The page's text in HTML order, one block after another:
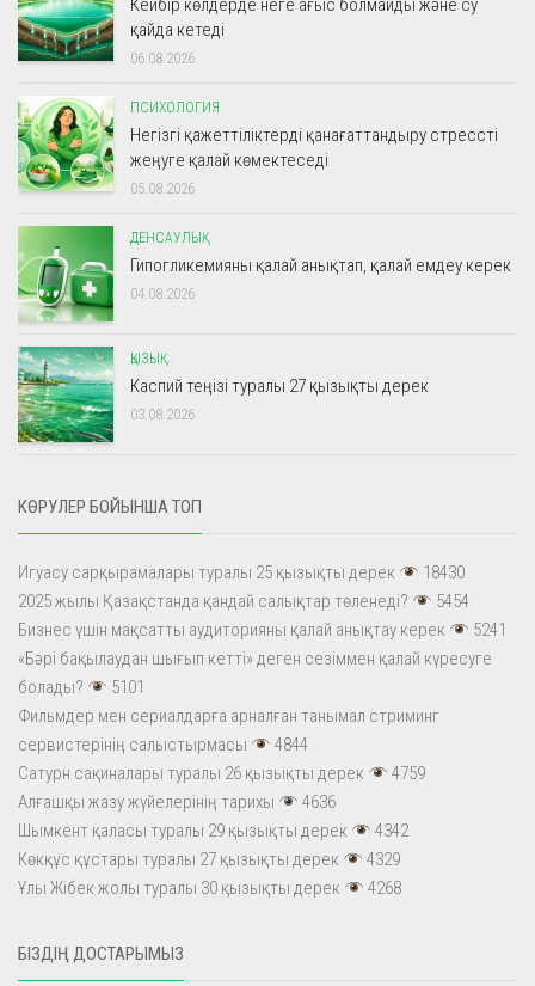
Кейбір көлдерде неге ағыс болмайды және су
қайда кетеді
06.08.2026
ПСИХОЛОГИЯ
Негізгі қажеттіліктерді қанағаттандыру стрессті
жеңуге қалай көмектеседі
05.08.2026
ДЕНСАУЛЫҚ
Гипогликемияны қалай анықтап, қалай емдеу керек
04.08.2026
ҚЫЗЫҚ
Каспий теңізі туралы 27 қызықты дерек
03.08.2026
КӨРУЛЕР БОЙЫНША ТОП
Игуасу сарқырамалары туралы 25 қызықты дерек
18430
2025 жылы Қазақстанда қандай салықтар төленеді?
5454
Бизнес үшін мақсатты аудиторияны қалай анықтау керек
5241
«Бәрі бақылаудан шығып кетті» деген сезіммен қалай күресуге
болады?
5101
Фильмдер мен сериалдарға арналған танымал стриминг
сервистерінің салыстырмасы
4844
Сатурн сақиналары туралы 26 қызықты дерек
4759
Алғашқы жазу жүйелерінің тарихы
4636
Шымкент қаласы туралы 29 қызықты дерек
4342
Көкқұс құстары туралы 27 қызықты дерек
4329
Ұлы Жібек жолы туралы 30 қызықты дерек
4268
БІЗДІҢ ДОСТАРЫМЫЗ